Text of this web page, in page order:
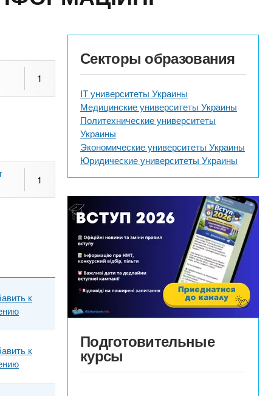
1
1
к
к
Секторы образования
IT университеты Украины
Медицинские университеты Украины
Политехнические университеты
Украины
Экономические университеты Украины
Юридические университеты Украины
Подготовительные
курсы